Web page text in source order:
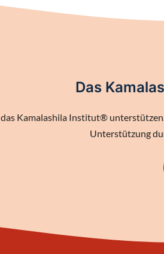
Das
Kamalashila Institut®
Unterstützung